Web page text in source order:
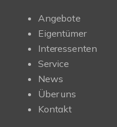
Angebote
Eigentümer
Interessenten
Service
News
Über uns
Kontakt